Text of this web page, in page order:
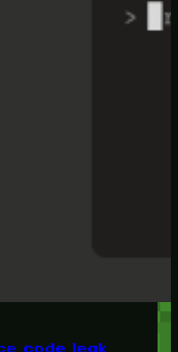
code leak